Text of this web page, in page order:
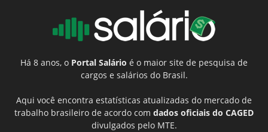
Há 8 anos, o Portal Salário é o maior site de pesquisa de
cargos e salários do Brasil.
Aqui você encontra estatísticas atualizadas do mercado de
trabalho brasileiro de acordo com dados oficiais do CAGED
divulgados pelo MTE.